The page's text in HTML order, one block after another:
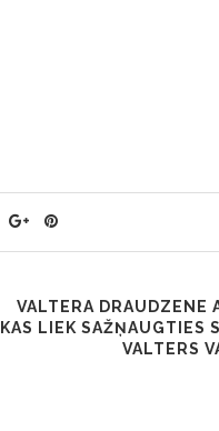
VALTERA DRAUDZENE
KAS LIEK SAŽŅAUGTIES
VALTERS